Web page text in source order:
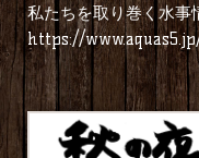
私たちを取り巻く水事
https://